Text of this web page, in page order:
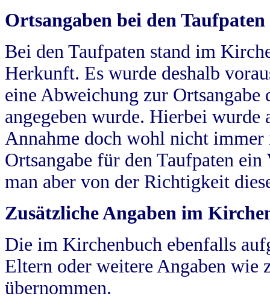
Ortsangaben bei den Taufpaten
Bei den Taufpaten stand im
Herkunft. Es wurde deshalb
eine Abweichung zur
angegeben wurde. Hierbei wurde
Annahme doch wohl nicht
Ortsangabe für den Taufpaten
man aber von der Richtigkeit
Zusätzliche Angaben im
Die im Kirchenbuch ebenfalls
Eltern oder weitere Angaben wie
übernommen.